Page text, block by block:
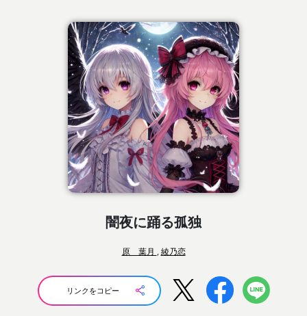
闇夜に踊る孤独
原 葉月 ,綾乃恋
リンクをコピー